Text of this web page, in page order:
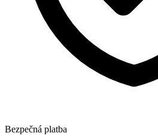
Bezpečná platba